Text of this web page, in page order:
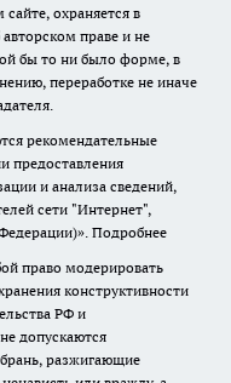
охраняется в
праве и не
бы то ни было форме, в
переработке не иначе
рекомендательные
предоставления
и анализа сведений,
сети "Интернет",
Подробнее
право модерировать
конструктивности
РФ и
допускаются
разжигающие